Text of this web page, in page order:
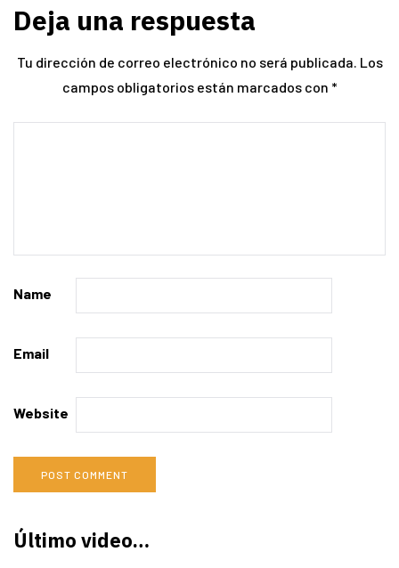
Deja una respuesta
Tu dirección de correo electrónico no será publicada. Los
campos obligatorios están marcados con *
Name
Email
Website
Último video…